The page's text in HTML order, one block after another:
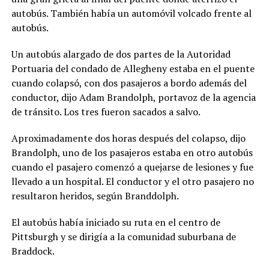
autobús. También había un automóvil volcado frente al
autobús.
Un autobús alargado de dos partes de la Autoridad
Portuaria del condado de Allegheny estaba en el puente
cuando colapsó, con dos pasajeros a bordo además del
conductor, dijo Adam Brandolph, portavoz de la agencia
de tránsito. Los tres fueron sacados a salvo.
Aproximadamente dos horas después del colapso, dijo
Brandolph, uno de los pasajeros estaba en otro autobús
cuando el pasajero comenzó a quejarse de lesiones y fue
llevado a un hospital. El conductor y el otro pasajero no
resultaron heridos, según Branddolph.
El autobús había iniciado su ruta en el centro de
Pittsburgh y se dirigía a la comunidad suburbana de
Braddock.